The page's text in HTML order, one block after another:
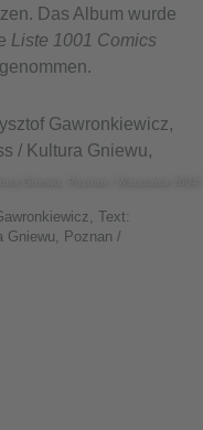
Das Album wurde
Liste 1001 Comics
Gniewu, Poznan / Warszawa 2004
Text:
Gniewu, Poznan /